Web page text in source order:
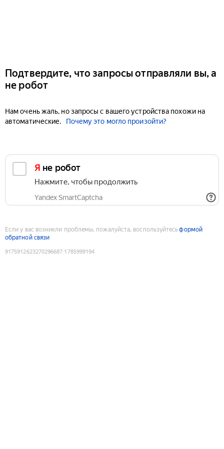
Подтвердите, что запросы отправляли вы, а
не робот
Нам очень жаль, но запросы с вашего устройства похожи на
автоматические.
Почему это могло произойти?
Я не робот
Нажмите, чтобы продолжить
Yandex SmartCaptcha
Если у вас возникли проблемы, пожалуйста, воспользуйтесьформой
обратной связи
9175912623270296687:1785999194